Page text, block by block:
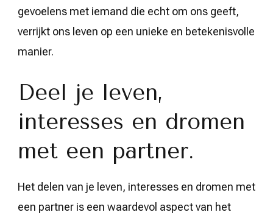
gevoelens met iemand die echt om ons geeft,
verrijkt ons leven op een unieke en betekenisvolle
manier.
Deel je leven,
interesses en dromen
met een partner.
Het delen van je leven, interesses en dromen met
een partner is een waardevol aspect van het